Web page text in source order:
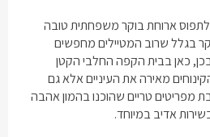
לתפוסארוחת בוקר משפחתיתטובה
בגלל שרוב המטיילים מחפשים
כאן בבית הקפה החלבי הקטן
מאירה את העיניים אלא גם
מפריטים טריים שהוכנו בהמון אהבה
אדיב במיוחד.